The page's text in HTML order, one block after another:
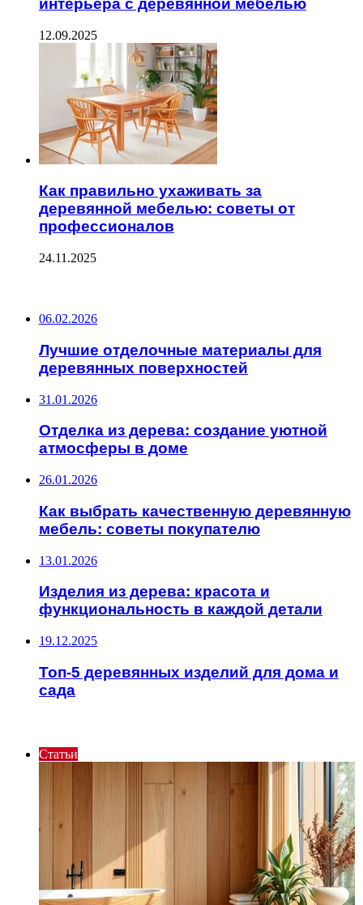
интерьера с деревянной мебелью
12.09.2025
Как правильно ухаживать за
деревянной мебелью: советы от
профессионалов
24.11.2025
06.02.2026
Лучшие отделочные материалы для
деревянных поверхностей
31.01.2026
Отделка из дерева: создание уютной
атмосферы в доме
26.01.2026
Как выбрать качественную деревянную
мебель: советы покупателю
13.01.2026
Изделия из дерева: красота и
функциональность в каждой детали
19.12.2025
Топ-5 деревянных изделий для дома и
сада
Статьи